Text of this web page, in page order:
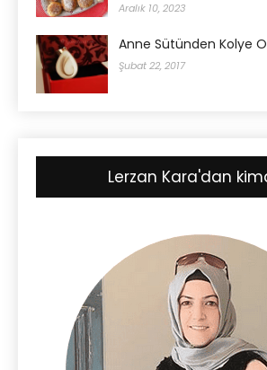
Aralık 10, 2023
Anne Sütünden Kolye
Şubat 22, 2017
Lerzan Kara'dan